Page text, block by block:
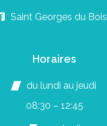
Saint Georges du Bois
Horaires
du lundi au jeudi
08:30 – 12:45